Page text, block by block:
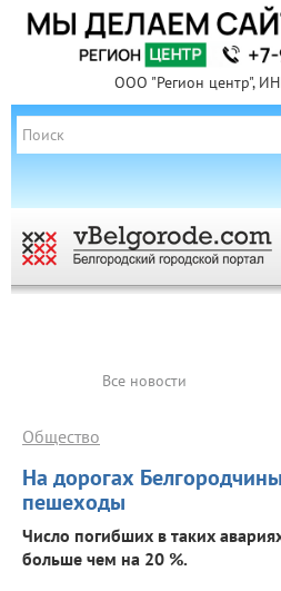
ООО "Регион центр",
Все новости
На дорогах
пешеходы
Общество
Число погибших в таких
больше чем на 20 %.